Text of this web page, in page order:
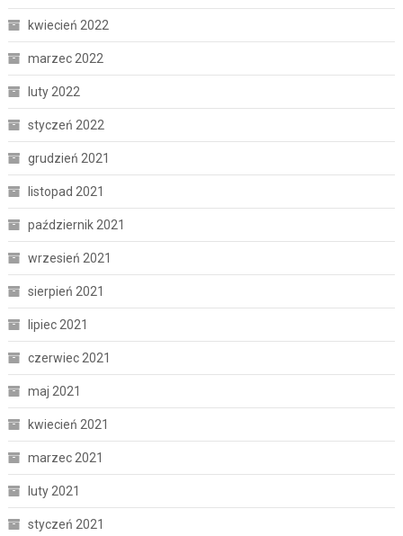
kwiecień 2022
marzec 2022
luty 2022
styczeń 2022
grudzień 2021
listopad 2021
październik 2021
wrzesień 2021
sierpień 2021
lipiec 2021
czerwiec 2021
maj 2021
kwiecień 2021
marzec 2021
luty 2021
styczeń 2021